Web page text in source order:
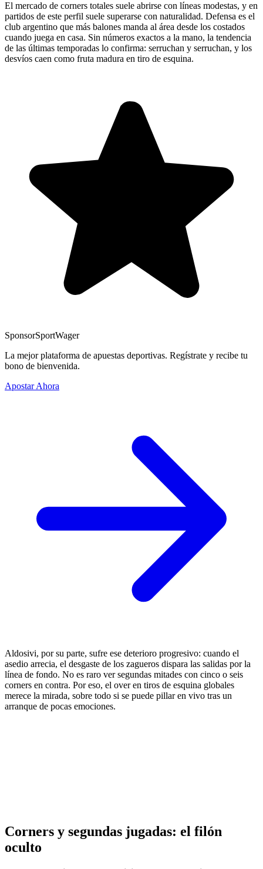
El mercado de corners totales suele abrirse con líneas modestas, y en
partidos de este perfil suele superarse con naturalidad. Defensa es el
club argentino que más balones manda al área desde los costados
cuando juega en casa. Sin números exactos a la mano, la tendencia
de las últimas temporadas lo confirma: serruchan y serruchan, y los
desvíos caen como fruta madura en tiro de esquina.
SponsorSportWager
La mejor plataforma de apuestas deportivas. Regístrate y recibe tu
bono de bienvenida.
Apostar Ahora
Aldosivi, por su parte, sufre ese deterioro progresivo: cuando el
asedio arrecia, el desgaste de los zagueros dispara las salidas por la
línea de fondo. No es raro ver segundas mitades con cinco o seis
corners en contra. Por eso, el over en tiros de esquina globales
merece la mirada, sobre todo si se puede pillar en vivo tras un
arranque de pocas emociones.
Corners y segundas jugadas: el filón
oculto